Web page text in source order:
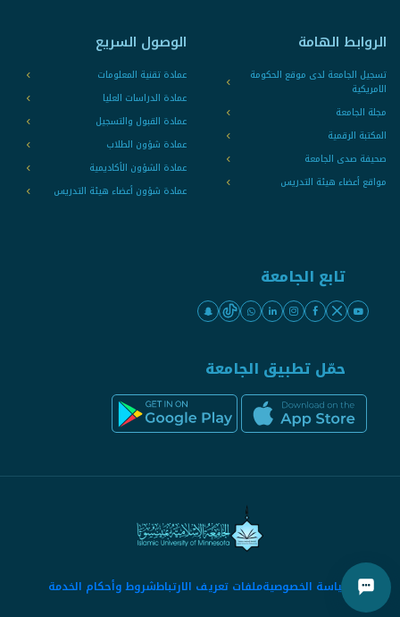
الروابط الهامة
تسجيل الجامعة لدى موقع الحكومة
الامريكية
مجلة الجامعة
المكتبة الرقمية
صحيفة صدى الجامعة
مواقع أعضاء هيئة التدريس
الوصول السريع
عمادة تقنية المعلومات
عمادة الدراسات العليا
عمادة القبول والتسجيل
عمادة شؤون الطلاب
عمادة الشؤون الأكاديمية
عمادة شؤون أعضاء هيئة التدريس
تابع الجامعة
حمّل تطبيق الجامعة
سياسة الخصوصيةملفات تعريف الارتباطشروط وأحكام الخدمة